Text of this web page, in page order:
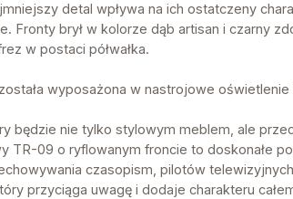
detal wpływa na ich ostatczeny
Fronty brył w kolorze dąb artisan i czarny
w postaci półwałka.
wyposażona w nastrojowe
będzie nie tylko stylowym meblem, ale
TR-09 o ryflowanym froncie to doskonałe
czasopism, pilotów
przyciąga uwagę i dodaje charakteru